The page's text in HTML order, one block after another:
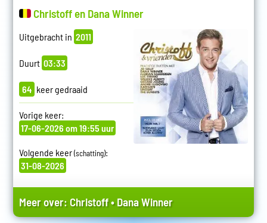
Christoff en Dana Winner
Uitgebracht in 2011
Duurt 03:33
64 keer gedraaid
Vorige keer:
17-06-2026 om 19:55 uur
Volgende keer(schatting):
31-08-2026
Meer over: Christoff•Dana Winner